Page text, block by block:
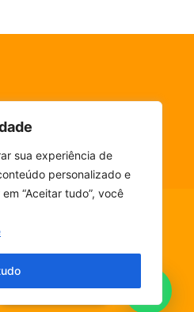
sua experiência de
personalizado e
“Aceitar tudo”, você
O NOSSO APP.
Fala, ouvinte!